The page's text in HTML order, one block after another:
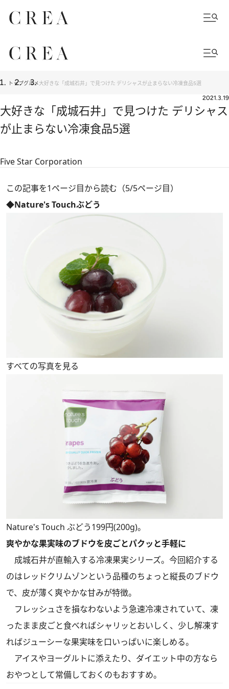
トップグルメ大好きな「成城石井」で見つけた デリシャスが止まらない冷凍食品5選
2021.3.19
大好きな「成城石井」で見つけた デリシャス
が止まらない冷凍食品5選
Five Star Corporation
この記事を1ページ目から読む（5/5ページ目）
◆Nature's Touchぶどう
すべての写真を見る
Nature's Touch ぶどう199円(200g)。
爽やかな果実味のブドウを皮ごとパクッと手軽に
成城石井が直輸入する冷凍果実シリーズ。今回紹介する
のはレッドクリムゾンという品種のちょっと縦長のブドウ
で、皮が薄く爽やかな甘みが特徴。
フレッシュさを損なわないよう急速冷凍されていて、凍
ったまま皮ごと食べればシャリッとおいしく、少し解凍す
ればジューシーな果実味を口いっぱいに楽しめる。
アイスやヨーグルトに添えたり、ダイエット中の方なら
おやつとして常備しておくのもおすすめ。